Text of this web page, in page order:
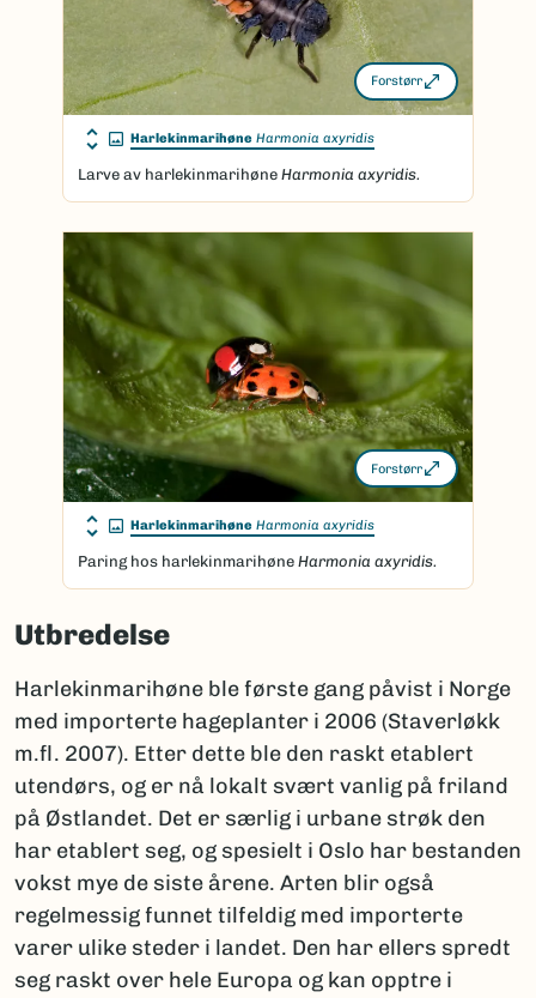
Forstørr
Harlekinmarihøne Harmonia axyridis
Larve av harlekinmarihøne Harmonia axyridis.
Forstørr
Harlekinmarihøne Harmonia axyridis
Paring hos harlekinmarihøne Harmonia axyridis.
Utbredelse
Harlekinmarihøne ble første gang påvist i Norge
med importerte hageplanter i 2006 (Staverløkk
m.fl. 2007). Etter dette ble den raskt etablert
utendørs, og er nå lokalt svært vanlig på friland
på Østlandet. Det er særlig i urbane strøk den
har etablert seg, og spesielt i Oslo har bestanden
vokst mye de siste årene. Arten blir også
regelmessig funnet tilfeldig med importerte
varer ulike steder i landet. Den har ellers spredt
seg raskt over hele Europa og kan opptre i